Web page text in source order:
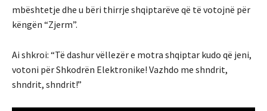
mbështetje dhe u bëri thirrje shqiptarëve që të votojnë për
këngën “Zjerm”.
Ai shkroi: “Të dashur vëllezër e motra shqiptar kudo që jeni,
votoni për Shkodrën Elektronike! Vazhdo me shndrit,
shndrit, shndrit!”